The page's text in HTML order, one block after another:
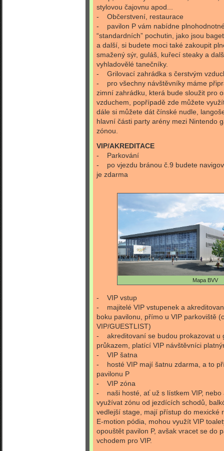
stylovou čajovnu apod...
- Občerstvení, restaurace
- pavilon P vám nabídne
“standardních” pochutin, jako jsou
a další, si budete moci také zakoupit
smažený sýr, guláš, kuřecí steaky a
vyhladovělé tanečníky.
- Grilovací zahrádka s čerstvým
- pro všechny návštěvníky máme
zimní zahrádku, která bude sloužit pro
vzduchem, popřípadě zde můžete
dále si můžete dát čínské nudle,
hlavní části party arény mezi Nintendo
zónou.
VIP/AKREDITACE
- Parkování
- po vjezdu bránou č.9 budete
je zdarma
Mapa BVV
- VIP vstup
- majitelé VIP vstupenek a
boku pavilonu, přímo u VIP parkoviště
VIP/GUESTLIST)
- akreditovaní se budou prokazovat u
průkazem, platící VIP návštěvníci
- VIP šatna
- hosté VIP mají šatnu zdarma, a to
pavilonu P
- VIP zóna
- naši hosté, ať už s lístkem VIP, nebo
využívat zónu od jezdících schodů,
vedlejší stage, mají přístup do mexické
E-motion pódia, mohou využít VIP
opouštět pavilon P, avšak vracet se do
vchodem pro VIP.